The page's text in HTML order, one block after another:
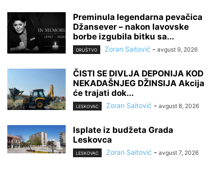
Preminula legendarna pevačica
Džansever – nakon lavovske
borbe izgubila bitku sa...
DRUŠTVO Zoran Saitović - avgust 9, 2026
ČISTI SE DIVLJA DEPONIJA KOD
NEKADAŠNJEG DŽINSIJA Akcija
će trajati dok...
LESKOVAC Zoran Saitović - avgust 8, 2026
Isplate iz budžeta Grada
Leskovca
LESKOVAC Zoran Saitović - avgust 7, 2026